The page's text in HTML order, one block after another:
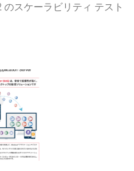
スケーラビリティ テスト